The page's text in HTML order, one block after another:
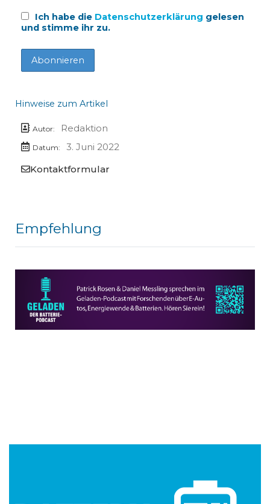
Ich habe die Datenschutzerklärung gelesen
und stimme ihr zu.
Hinweise zum Artikel
Autor: Redaktion
Datum:
3. Juni 2022
Kontaktformular
Empfehlung